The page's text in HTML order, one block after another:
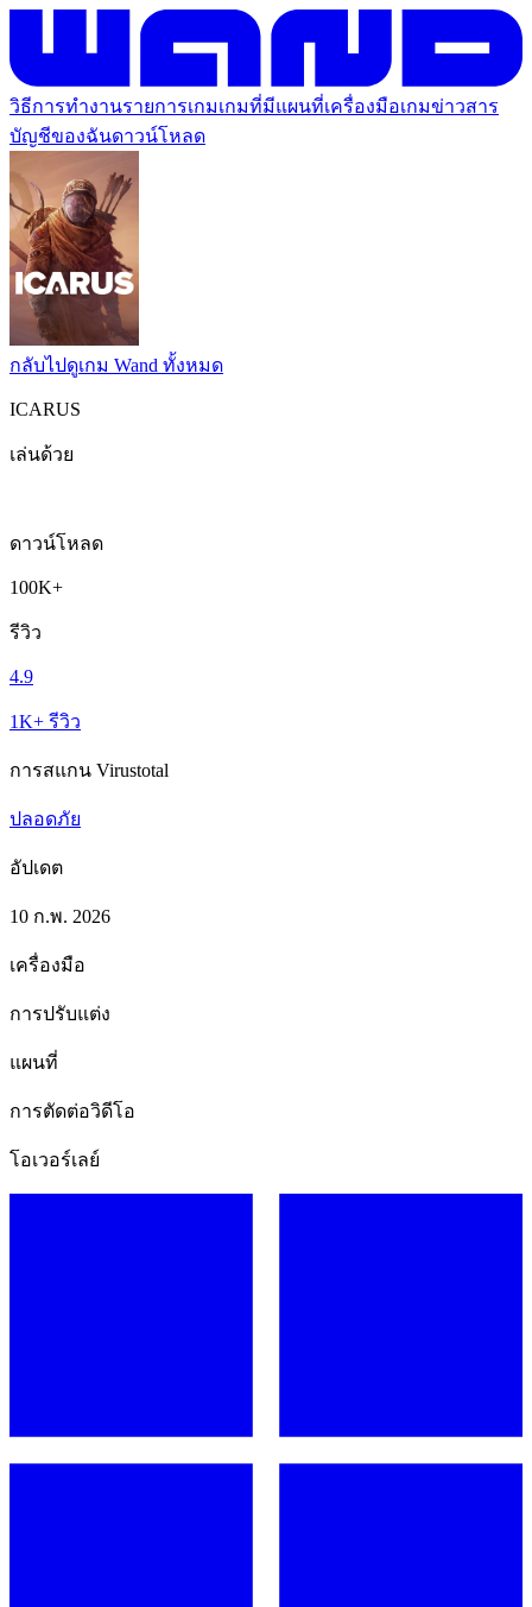
วิธีการทำงานรายการเกมเกมที่มีแผนที่เครื่องมือเกมข่าวสาร
บัญชีของฉันดาวน์โหลด
กลับไปดูเกม Wand ทั้งหมด
ICARUS
เล่นด้วย
ดาวน์โหลด
100K+
รีวิว
4.9
1K+ รีวิว
การสแกน Virustotal
ปลอดภัย
อัปเดต
10 ก.พ. 2026
เครื่องมือ
การปรับแต่ง
แผนที่
การตัดต่อวิดีโอ
โอเวอร์เลย์